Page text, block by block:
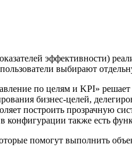
эффективности)
выбирают
по целям и KPI»
бизнес-целей,
построить прозрачную
в конфигурации также есть
помогут выполнить